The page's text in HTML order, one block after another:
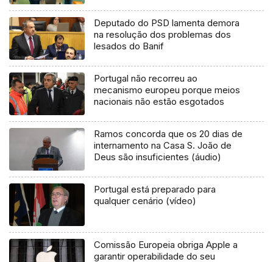
Deputado do PSD lamenta demora
na resolução dos problemas dos
lesados do Banif
Portugal não recorreu ao
mecanismo europeu porque meios
nacionais não estão esgotados
Ramos concorda que os 20 dias de
internamento na Casa S. João de
Deus são insuficientes (áudio)
Portugal está preparado para
qualquer cenário (vídeo)
Comissão Europeia obriga Apple a
garantir operabilidade do seu